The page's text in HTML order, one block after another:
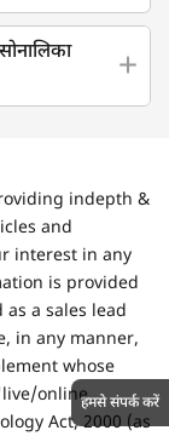
indepth &
and
interest in any
is provided
a sales lead
in any manner,
whose
online
Act, 2000 (as
हमसे संपर्क करें